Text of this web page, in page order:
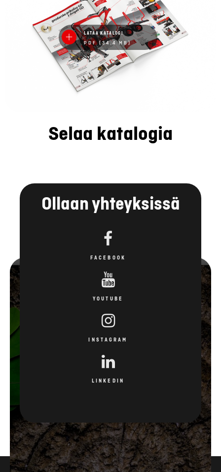
LATAA KATALOGI
PDF (34.4 MB)
Selaa katalogia
Ollaan yhteyksissä
FACEBOOK
YOUTUBE
INSTAGRAM
LINKEDIN